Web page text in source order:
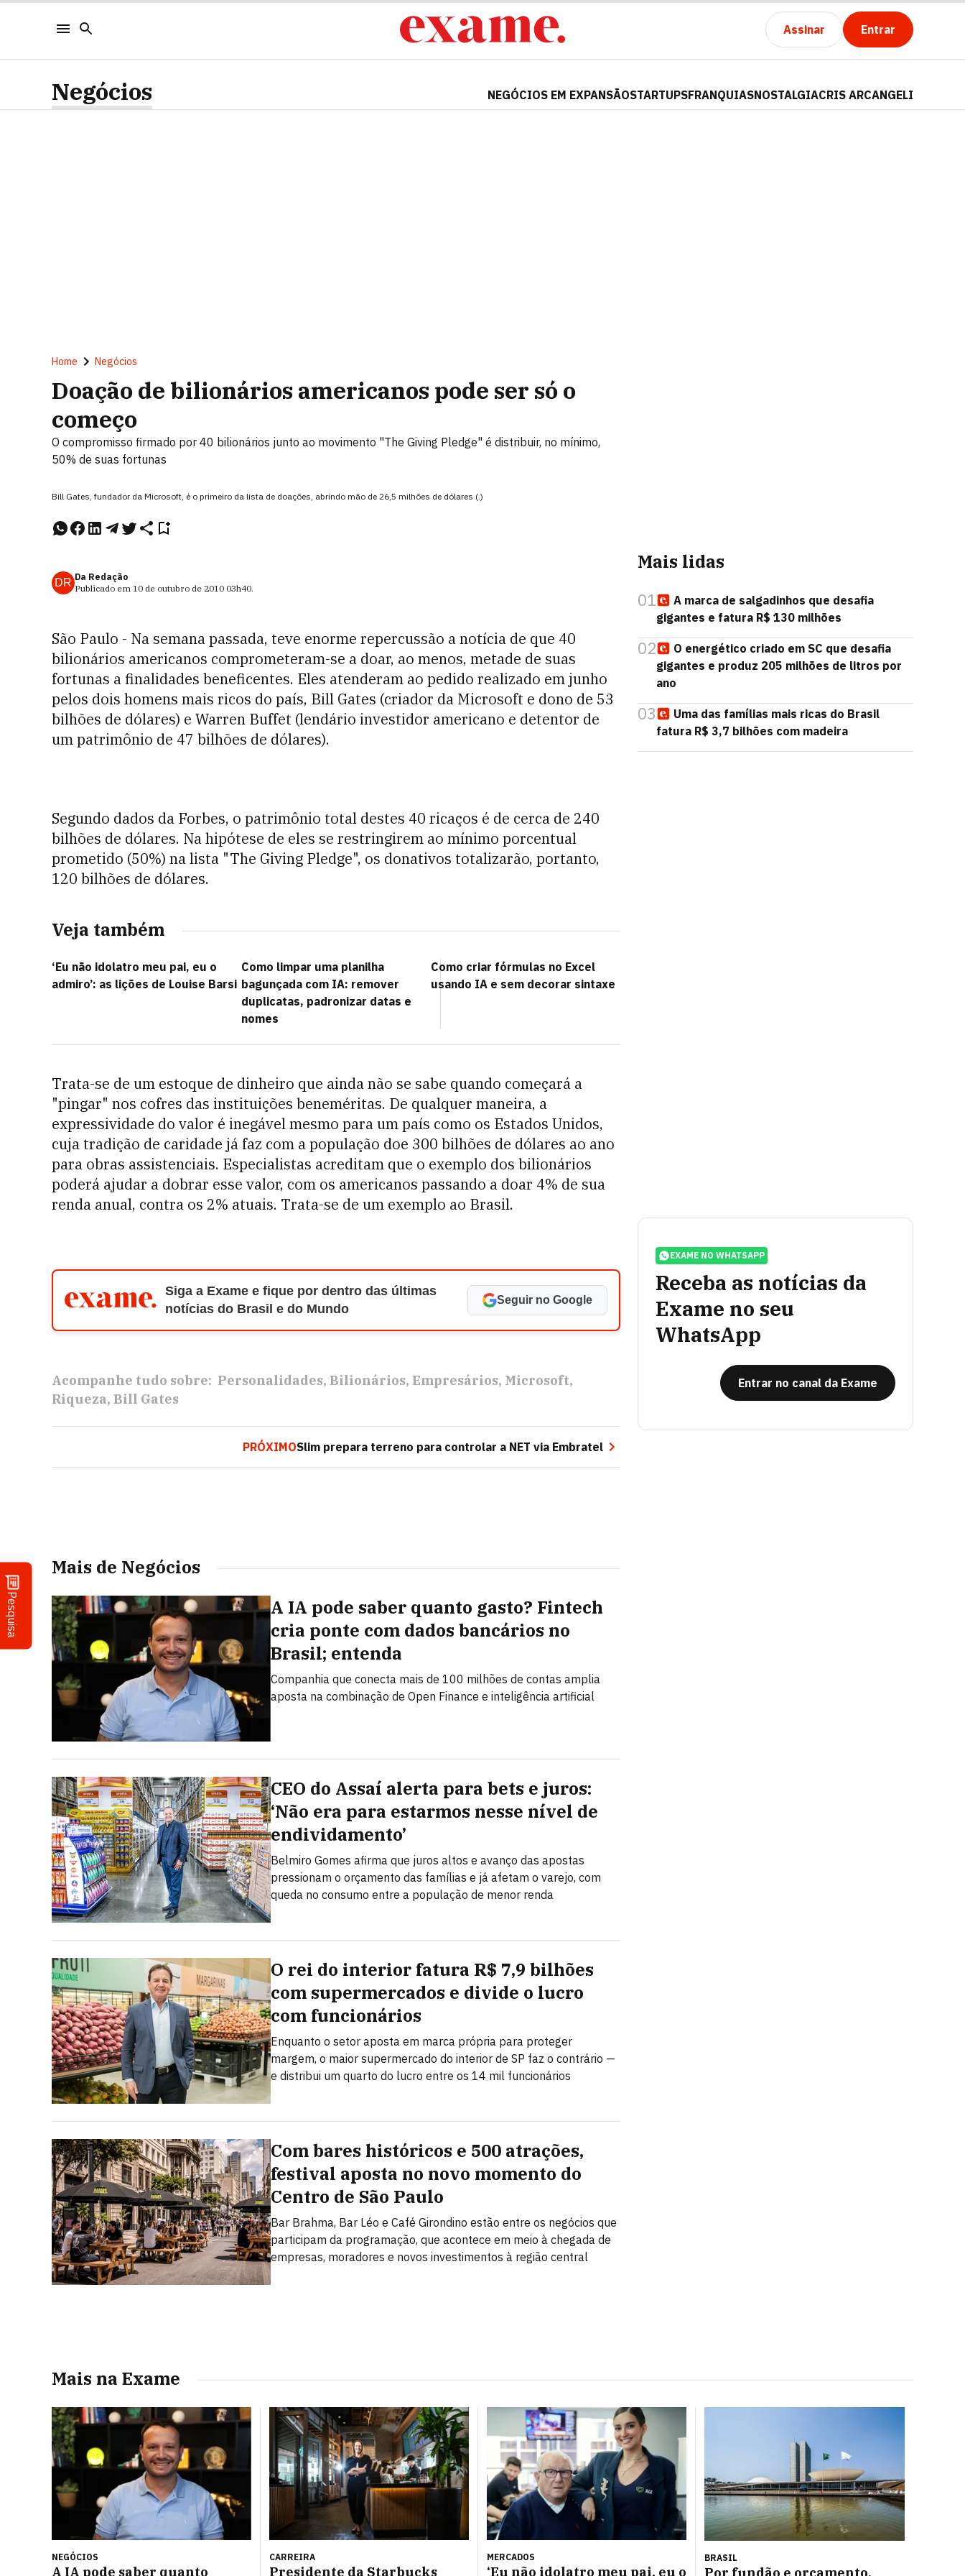
Assinar Entrar
Pesquisa
Negócios NEGÓCIOS EM EXPANSÃOSTARTUPSFRANQUIASNOSTALGIACRIS ARCANGELI
Home Negócios
Doação de bilionários americanos pode ser só o
começo
O compromisso firmado por 40 bilionários junto ao movimento "The Giving Pledge" é distribuir, no mínimo,
50% de suas fortunas
Bill Gates, fundador da Microsoft, é o primeiro da lista de doações, abrindo mão de 26,5 milhões de dólares (.)
DR Da Redação
Publicado em 10 de outubro de 2010 03h40.
São Paulo - Na semana passada, teve enorme repercussão a notícia de que 40
bilionários americanos comprometeram-se a doar, ao menos, metade de suas
fortunas a finalidades beneficentes. Eles atenderam ao pedido realizado em junho
pelos dois homens mais ricos do país, Bill Gates (criador da Microsoft e dono de 53
bilhões de dólares) e Warren Buffet (lendário investidor americano e detentor de
um patrimônio de 47 bilhões de dólares).
Segundo dados da Forbes, o patrimônio total destes 40 ricaços é de cerca de 240
bilhões de dólares. Na hipótese de eles se restringirem ao mínimo porcentual
prometido (50%) na lista "The Giving Pledge", os donativos totalizarão, portanto,
120 bilhões de dólares.
Veja também
‘Eu não idolatro meu pai, eu o
admiro’: as lições de Louise Barsi
Como limpar uma planilha
bagunçada com IA: remover
duplicatas, padronizar datas e
nomes
Como criar fórmulas no Excel
usando IA e sem decorar sintaxe
Trata-se de um estoque de dinheiro que ainda não se sabe quando começará a
"pingar" nos cofres das instituições beneméritas. De qualquer maneira, a
expressividade do valor é inegável mesmo para um país como os Estados Unidos,
cuja tradição de caridade já faz com a população doe 300 bilhões de dólares ao ano
para obras assistenciais. Especialistas acreditam que o exemplo dos bilionários
poderá ajudar a dobrar esse valor, com os americanos passando a doar 4% de sua
renda anual, contra os 2% atuais. Trata-se de um exemplo ao Brasil.
Siga a Exame e fique por dentro das últimas
notícias do Brasil e do Mundo
Seguir no Google
Acompanhe tudo sobre: Personalidades Bilionários Empresários Microsoft
Riqueza Bill Gates
PRÓXIMOSlim prepara terreno para controlar a NET via Embratel
Mais de Negócios
A IA pode saber quanto gasto? Fintech
cria ponte com dados bancários no
Brasil; entenda
Companhia que conecta mais de 100 milhões de contas amplia
aposta na combinação de Open Finance e inteligência artificial
CEO do Assaí alerta para bets e juros:
‘Não era para estarmos nesse nível de
endividamento’
Belmiro Gomes afirma que juros altos e avanço das apostas
pressionam o orçamento das famílias e já afetam o varejo, com
queda no consumo entre a população de menor renda
O rei do interior fatura R$ 7,9 bilhões
com supermercados e divide o lucro
com funcionários
Enquanto o setor aposta em marca própria para proteger
margem, o maior supermercado do interior de SP faz o contrário —
e distribui um quarto do lucro entre os 14 mil funcionários
Com bares históricos e 500 atrações,
festival aposta no novo momento do
Centro de São Paulo
Bar Brahma, Bar Léo e Café Girondino estão entre os negócios que
participam da programação, que acontece em meio à chegada de
empresas, moradores e novos investimentos à região central
Mais lidas
01
A marca de salgadinhos que desafia
gigantes e fatura R$ 130 milhões
02
O energético criado em SC que desafia
gigantes e produz 205 milhões de litros por
ano
03
Uma das famílias mais ricas do Brasil
fatura R$ 3,7 bilhões com madeira
EXAME NO WHATSAPP
Receba as notícias da
Exame no seu
WhatsApp
Entrar no canal da Exame
Mais na Exame
NEGÓCIOS
A IA pode saber quanto
CARREIRA
Presidente da Starbucks
MERCADOS
‘Eu não idolatro meu pai, eu o
BRASIL